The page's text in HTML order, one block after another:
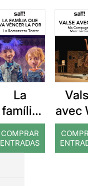
La
família
que va
vèncer
por
COMPRAR
ENTRADAS
avec